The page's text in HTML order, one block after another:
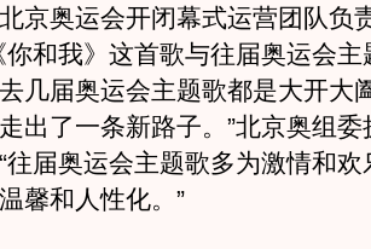
奥运会开闭幕式运营团队负
你和我》这首歌与往届奥运会
几届奥运会主题歌都是大开大
出了一条新路子。”北京奥组
往届奥运会主题歌多为激情和
馨和人性化。”